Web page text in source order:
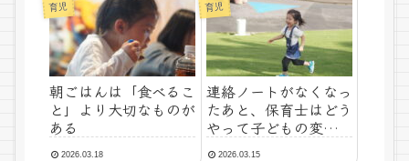
育児
朝ごはんは「食べるこ
と」より大切なものが
ある
2026.03.18
育児
連絡ノートがなくなっ
たあと、保育士はどう
やって子どもの変化に
気づいているの？
2026.03.15